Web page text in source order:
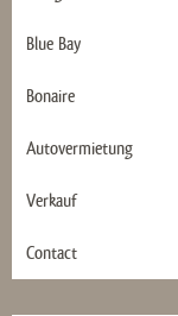
Blue Bay
Bonaire
Autovermietung
Verkauf
Contact